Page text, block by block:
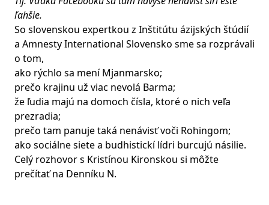
ľahšie.
So slovenskou expertkou z Inštitútu ázijských štúdií
a Amnesty International Slovensko sme sa rozprávali
o tom,
ako rýchlo sa mení Mjanmarsko;
prečo krajinu už viac nevolá Barma;
že ľudia majú na domoch čísla, ktoré o nich veľa
prezradia;
prečo tam panuje taká nenávisť voči Rohingom;
ako sociálne siete a budhistickí lídri burcujú násilie.
Celý rozhovor s Kristínou Kironskou si môžte
prečítať na Denníku N.